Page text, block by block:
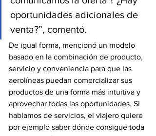
oportunidades adicionales de
venta?”, comentó.
De igual forma, mencionó un modelo
basado en la combinación de producto,
servicio y conveniencia para que las
aerolíneas puedan comercializar sus
productos de una forma más intuitiva y
aprovechar todas las oportunidades. Si
hablamos de servicios, el viajero quiere
por ejemplo saber dónde consigue toda